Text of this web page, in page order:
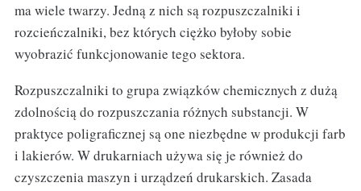
ma wiele twarzy. Jedną z nich są rozpuszczalniki i
rozcieńczalniki, bez których ciężko byłoby sobie
wyobrazić funkcjonowanie tego sektora.
Rozpuszczalniki to grupa związków chemicznych z dużą
zdolnością do rozpuszczania różnych substancji. W
praktyce poligraficznej są one niezbędne w produkcji farb
i lakierów. W drukarniach używa się je również do
czyszczenia maszyn i urządzeń drukarskich. Zasada